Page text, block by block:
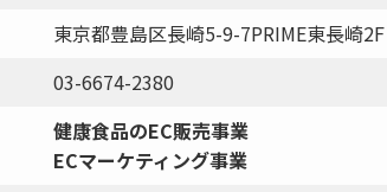
東京都豊島区長崎5-9-7PRIME東長崎2F
03-6674-2380
健康食品のEC販売事業
ECマーケティング事業